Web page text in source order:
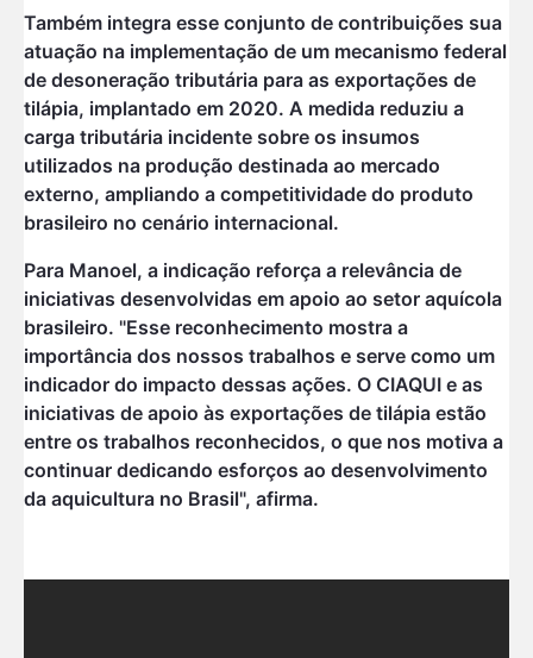
Também integra esse conjunto de contribuições sua
atuação na implementação de um mecanismo federal
de desoneração tributária para as exportações de
tilápia, implantado em 2020. A medida reduziu a
carga tributária incidente sobre os insumos
utilizados na produção destinada ao mercado
externo, ampliando a competitividade do produto
brasileiro no cenário internacional.
Para Manoel, a indicação reforça a relevância de
iniciativas desenvolvidas em apoio ao setor aquícola
brasileiro. "Esse reconhecimento mostra a
importância dos nossos trabalhos e serve como um
indicador do impacto dessas ações. O CIAQUI e as
iniciativas de apoio às exportações de tilápia estão
entre os trabalhos reconhecidos, o que nos motiva a
continuar dedicando esforços ao desenvolvimento
da aquicultura no Brasil", afirma.